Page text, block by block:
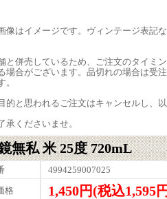
像はイメージです。ヴィンテージ表記
と併売しているため、ご注文のタイミ
場合がございます。品切れの場合は受
。
的と思われるご注文はキャンセルし、
承くださいませ。
無私 米 25度 720mL
4994259007025
格
1,450円(税込1,595